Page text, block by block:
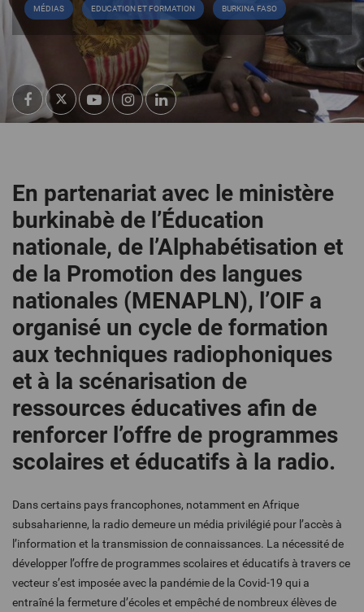
MÉDIAS EDUCATION ET FORMATION BURKINA FASO
En partenariat avec le ministère
burkinabè de l’Éducation
nationale, de l’Alphabétisation et
de la Promotion des langues
nationales (MENAPLN), l’OIF a
organisé un cycle de formation
aux techniques radiophoniques
et à la scénarisation de
ressources éducatives afin de
renforcer l’offre de programmes
scolaires et éducatifs à la radio.
Dans certains pays francophones, notamment en Afrique
subsaharienne, la radio demeure un média privilégié pour l’accès à
l’information et la transmission de connaissances. La nécessité de
développer l’offre de programmes scolaires et éducatifs à travers ce
vecteur s’est imposée avec la pandémie de la Covid-19 qui a
entraîné la fermeture d’écoles et empêché de nombreux élèves de